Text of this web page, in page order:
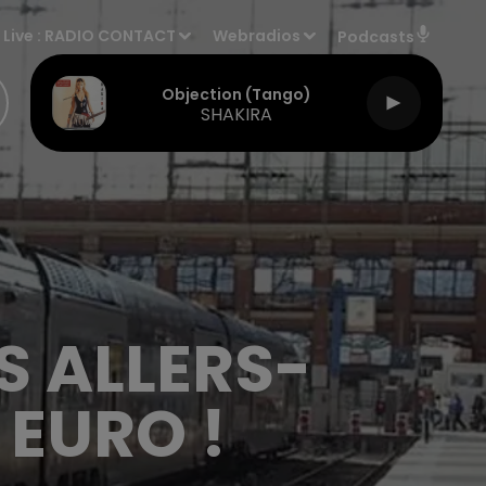
Live : RADIO CONTACT Webradios Podcasts
Objection (tango)
SHAKIRA
ALLERS-
!